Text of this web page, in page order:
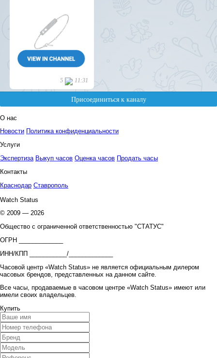
О нас
Новости Политика конфиденциальности
Услуги
Экспертиза Выкуп часов Оценка часов Продать часы
Контакты
Краснодар Ставрополь
Watch Status
© 2009 — 2026
Общество с ограниченной ответственностью "СТАТУС"
ОГРН _____________
ИНН/КПП ___________/_____________
Часовой центр «Watch Status» не является официальным дилером
часовых брендов, представленных на данном сайте.
Все часы, продаваемые в часовом центре «Watch Status» имеют или
имели своих владельцев.
Купить